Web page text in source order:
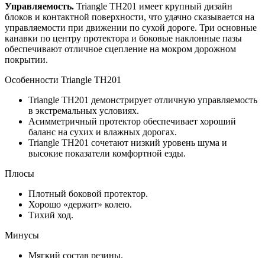
Управляемость. Triangle TH201 имеет крупный дизайн
блоков и контактной поверхности, что удачно сказывается на
управляемости при движении по сухой дороге. Три основные
канавки по центру протектора и боковые наклонные пазы
обеспечивают отличное сцепление на мокром дорожном
покрытии.
Особенности Triangle TH201
Triangle TH201 демонстрирует отличную управляемость
в экстремальных условиях.
Асимметричный протектор обеспечивает хороший
баланс на сухих и влажных дорогах.
Triangle TH201 сочетают низкий уровень шума и
высокие показатели комфортной езды.
Плюсы
Плотный боковой протектор.
Хорошо «держит» колею.
Тихий ход.
Минусы
Мягкий состав резины.